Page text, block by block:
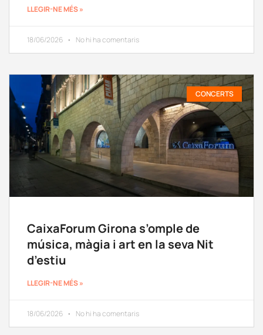
LLEGIR-NE MÉS »
18/06/2026 No hi ha comentaris
CONCERTS
CaixaForum Girona s’omple de
música, màgia i art en la seva Nit
d’estiu
LLEGIR-NE MÉS »
18/06/2026 No hi ha comentaris